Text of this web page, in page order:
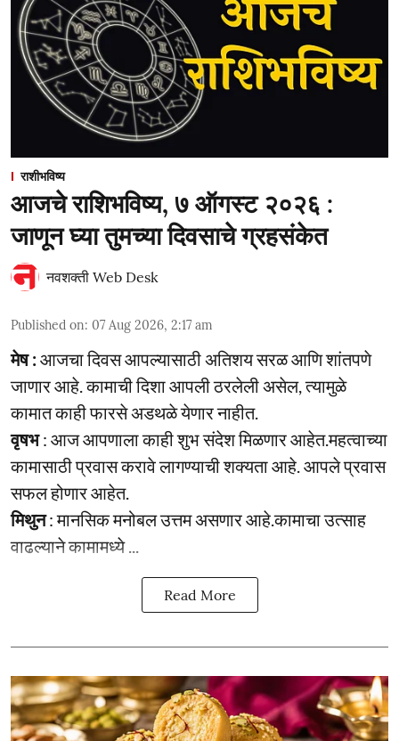
राशीभविष्य
आजचे राशिभविष्य, ७ ऑगस्ट २०२६ :
जाणून घ्या तुमच्या दिवसाचे ग्रहसंकेत
नवशक्ती Web Desk
Published on: 07 Aug 2026, 2:17 am
मेष :आजचा दिवस आपल्यासाठी अतिशय सरळ आणि शांतपणे
जाणार आहे. कामाची दिशा आपली ठरलेली असेल, त्यामुळे
कामात काही फारसे अडथळे येणार नाहीत.
वृषभ: आज आपणाला काही शुभ संदेश मिळणार आहेत.महत्वाच्या
कामासाठी प्रवास करावे लागण्याची शक्यता आहे. आपले प्रवास
सफल होणार आहेत.
मिथुन: मानसिक मनोबल उत्तम असणार आहे.कामाचा उत्साह
वाढल्याने कामामध्ये ...
Read More